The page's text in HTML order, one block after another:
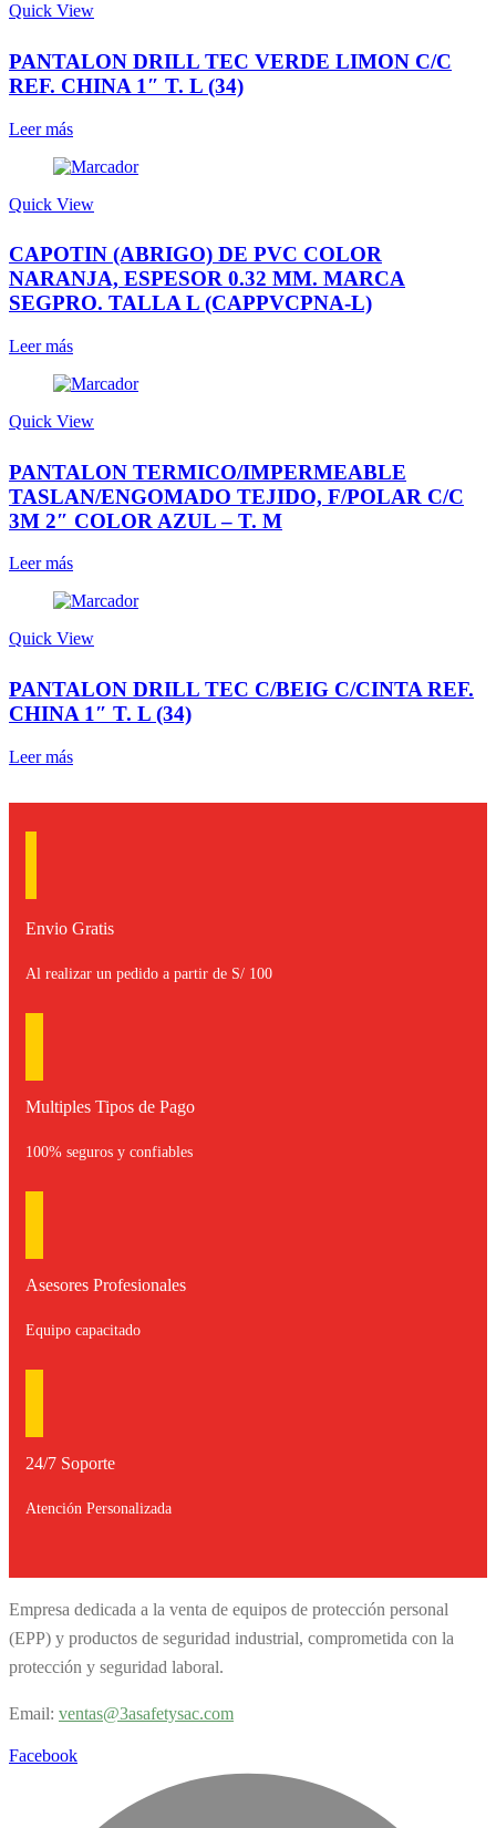
Quick View
PANTALON DRILL TEC VERDE LIMON C/C
REF. CHINA 1″ T. L (34)
Leer más
Quick View
CAPOTIN (ABRIGO) DE PVC COLOR
NARANJA, ESPESOR 0.32 MM. MARCA
SEGPRO. TALLA L (CAPPVCPNA-L)
Leer más
Quick View
PANTALON TERMICO/IMPERMEABLE
TASLAN/ENGOMADO TEJIDO, F/POLAR C/C
3M 2″ COLOR AZUL – T. M
Leer más
Quick View
PANTALON DRILL TEC C/BEIG C/CINTA REF.
CHINA 1″ T. L (34)
Leer más
Envio Gratis
Al realizar un pedido a partir de S/ 100
Multiples Tipos de Pago
100% seguros y confiables
Asesores Profesionales
Equipo capacitado
24/7 Soporte
Atención Personalizada
Empresa dedicada a la venta de equipos de protección personal
(EPP) y productos de seguridad industrial, comprometida con la
protección y seguridad laboral.
Email: ventas@3asafetysac.com
Facebook